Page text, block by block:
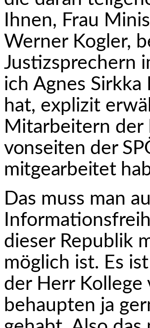
Ihnen, Frau
Werner Kogler,
Justizsprechern
ich Agnes
hat, explizit
Mitarbeitern der
vonseiten der
mitgearbeitet
Das muss man
dieser Republik
möglich ist. Es
der Herr
behaupten ja